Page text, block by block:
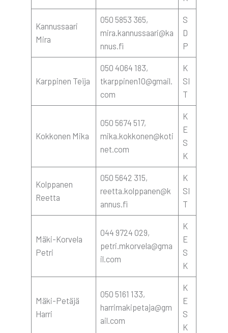
Kan­nus­saa­ri
Mira
050 5853 365,
mira.kannussaari@ka
nnus.fi
S
D
P
Karp­pi­nen Tei­ja
050 4064 183,
tkarppinen10@gmail.
com
K
SI
T
Kok­ko­nen Mika
050 5674 517,
mika.kokkonen@koti
net.com
K
E
S
K
Kolp­pa­nen
Reet­ta
050 5642 315,
reetta.kolppanen@k
annus.fi
K
SI
T
Mäki-Kor­ve­la
Pet­ri
044 9724 029,
petri.mkorvela@gma
il.com
K
E
S
K
Mäki-Petä­jä
Har­ri
050 5161 133,
harrimakipetaja@gm
ail.com
K
E
S
K